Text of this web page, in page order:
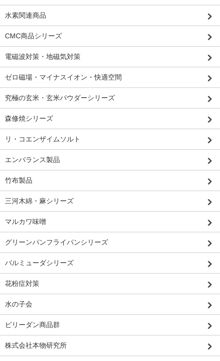
水素関連商品
CMC商品シリーズ
電磁波対策・地磁気対策
ゼロ磁場・マイナスイオン・快適空間
究極の玄米・玄米パウダーシリーズ
森修焼シリーズ
リ・コエンザイムソルト
エンバランス製品
竹布製品
三河木綿・麻シリーズ
マルカワ味噌
グリーンパンフライパンシリーズ
バルミューダシリーズ
花粉症対策
水の子会
ビリーダン商品群
株式会社本物研究所